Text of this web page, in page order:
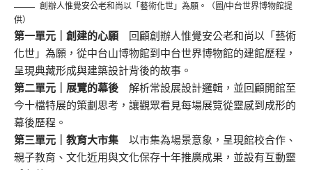
創辦人惟覺安公老和尚以「藝術化世」為願。（圖/中台世界博物館提
供）
第一單元｜創建的心願
回顧創辦人惟覺安公老和尚以「藝術
化世」為願，從中台山博物館到中台世界博物館的建館歷程，
呈現典藏形成與建築設計背後的故事。
第二單元｜展覽的幕後 解析常設展設計邏輯，並回顧開館至
今十檔特展的策劃思考，讓觀眾看見每場展覽從靈感到成形的
幕後歷程。
第三單元｜教育大市集 以市集為場景意象，呈現館校合作、
親子教育、文化近用與文化保存十年推廣成果，並設有互動靈